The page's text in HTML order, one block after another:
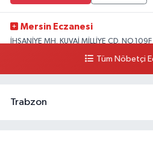
Mersin Eczanesi
İHSANİYE MH. KUVAİ MİLLİYE CD.
Tüm Nöbetçi
Trabzon